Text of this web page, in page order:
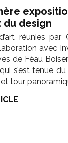
du design
réunies
avec
de Féau
s’est tenue
et tour